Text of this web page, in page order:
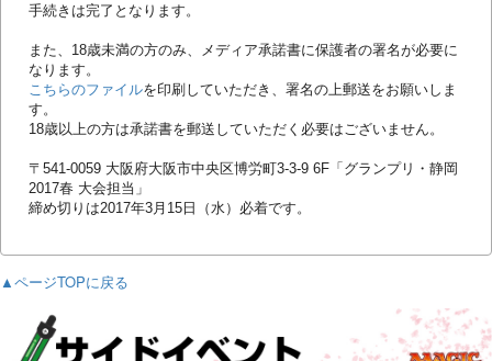
手続きは完了となります。
また、18歳未満の方のみ、メディア承諾書に保護者の署名が必要に
なります。
こちらのファイルを印刷していただき、署名の上郵送をお願いしま
す。
18歳以上の方は承諾書を郵送していただく必要はございません。
〒541-0059 大阪府大阪市中央区博労町3-3-9 6F「グランプリ・静岡
2017春 大会担当」
締め切りは2017年3月15日（水）必着です。
▲ページTOPに戻る